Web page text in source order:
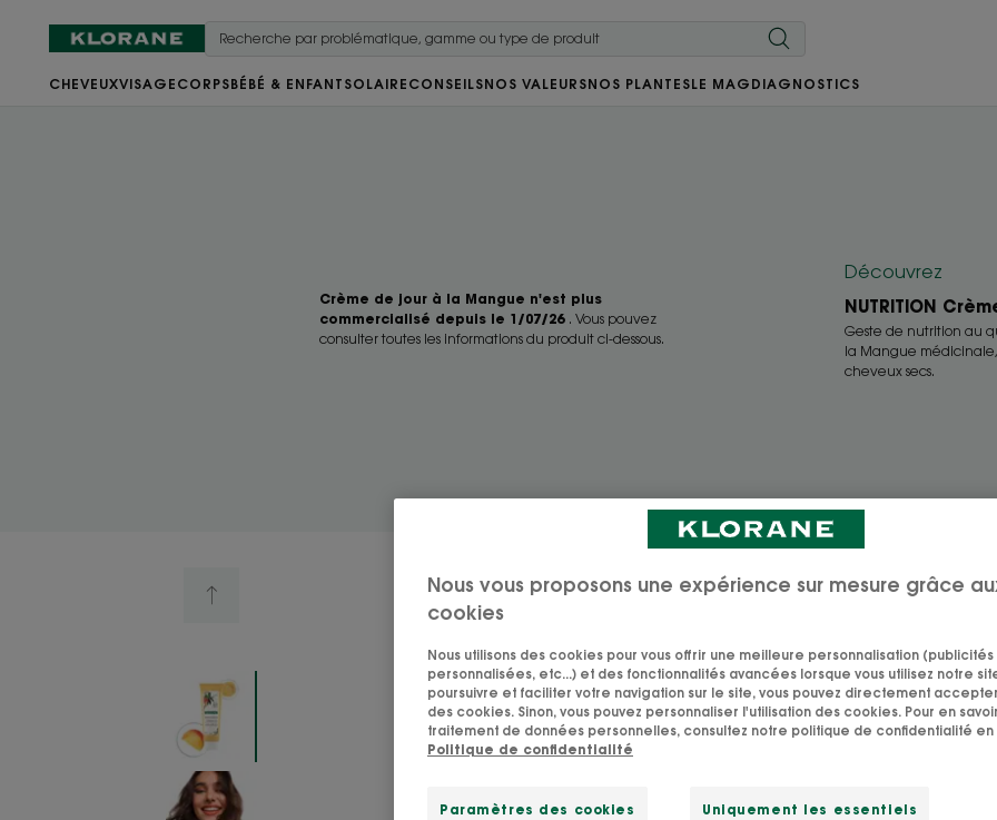
CHEVEUXVISAGE CORPSBÉBÉ & ENFANT SOLAIRE CONSEILSNOS VALEURSNOS PLANTESLE MAG DIAGNOSTICS
Crème de jour à la Mangue n'est plus
commercialisé depuis le 1/07/26 . Vous pouvez
consulter toutes les informations du produit ci-dessous.
Découvrez
NUTRITION
Geste de nutrition au
la Mangue
cheveux secs.
MANGUE
Permanent
Nous vous proposons une expérience sur mesure grâce
cookies
Nous utilisons des cookies pour vous offrir une meilleure personnalisation (publicités
personnalisées, etc...) et des fonctionnalités avancées lorsque vous utilisez notre
poursuivre et faciliter votre navigation sur le site, vous pouvez directement
des cookies. Sinon, vous pouvez personnaliser l'utilisation des cookies. Pour en
traitement de données personnelles, consultez notre politique de confidentialité en
Politique de confidentialité
Paramètres des cookies Uniquement les essentiels